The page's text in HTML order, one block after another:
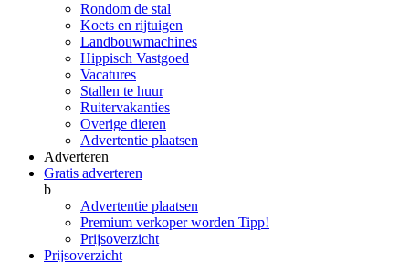
Rondom de stal
Koets en rijtuigen
Landbouwmachines
Hippisch Vastgoed
Vacatures
Stallen te huur
Ruitervakanties
Overige dieren
Advertentie plaatsen
Adverteren
Gratis adverteren
b
Advertentie plaatsen
Premium verkoper worden Tipp!
Prijsoverzicht
Prijsoverzicht